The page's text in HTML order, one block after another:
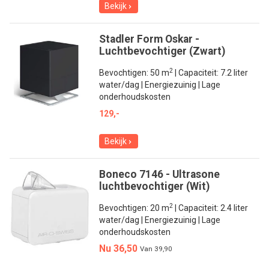
Bekijk
Stadler Form Oskar -
Luchtbevochtiger (Zwart)
Bevochtigen: 50 m2
| Capaciteit: 7.2 liter
water/dag | Energiezuinig | Lage
onderhoudskosten
129,-
Bekijk
Boneco 7146 - Ultrasone
luchtbevochtiger (Wit)
Bevochtigen: 20 m2
| Capaciteit: 2.4 liter
water/dag | Energiezuinig | Lage
onderhoudskosten
Nu 36,50 Van 39,90